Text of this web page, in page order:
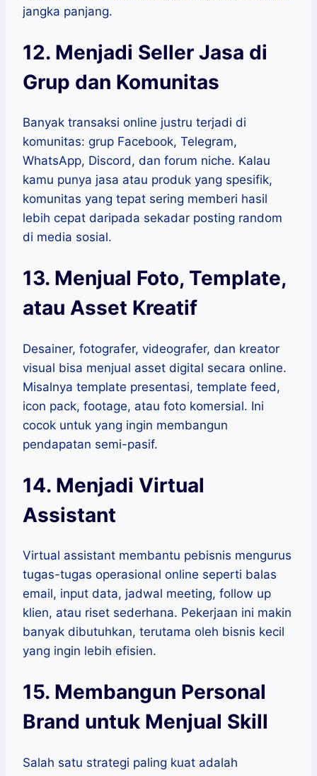
jangka panjang.
12. Menjadi Seller Jasa di
Grup dan Komunitas
Banyak transaksi online justru terjadi di
komunitas: grup Facebook, Telegram,
WhatsApp, Discord, dan forum niche. Kalau
kamu punya jasa atau produk yang spesifik,
komunitas yang tepat sering memberi hasil
lebih cepat daripada sekadar posting random
di media sosial.
13. Menjual Foto, Template,
atau Asset Kreatif
Desainer, fotografer, videografer, dan kreator
visual bisa menjual asset digital secara online.
Misalnya template presentasi, template feed,
icon pack, footage, atau foto komersial. Ini
cocok untuk yang ingin membangun
pendapatan semi-pasif.
14. Menjadi Virtual
Assistant
Virtual assistant membantu pebisnis mengurus
tugas-tugas operasional online seperti balas
email, input data, jadwal meeting, follow up
klien, atau riset sederhana. Pekerjaan ini makin
banyak dibutuhkan, terutama oleh bisnis kecil
yang ingin lebih efisien.
15. Membangun Personal
Brand untuk Menjual Skill
Salah satu strategi paling kuat adalah